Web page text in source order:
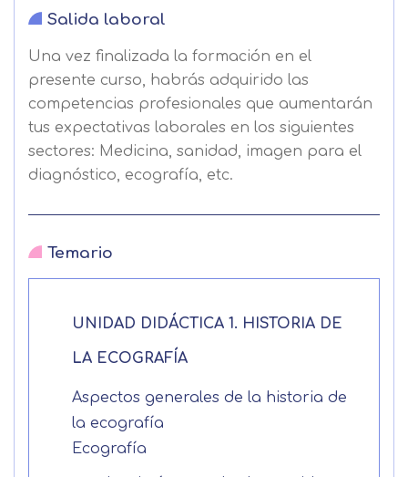
Salida laboral
Una vez finalizada la formación en el
presente curso, habrás adquirido las
competencias profesionales que aumentarán
tus expectativas laborales en los siguientes
sectores: Medicina, sanidad, imagen para el
diagnóstico, ecografía, etc.
Temario
UNIDAD DIDÁCTICA 1. HISTORIA DE
LA ECOGRAFÍA
Aspectos generales de la historia de
la ecografía
Ecografía